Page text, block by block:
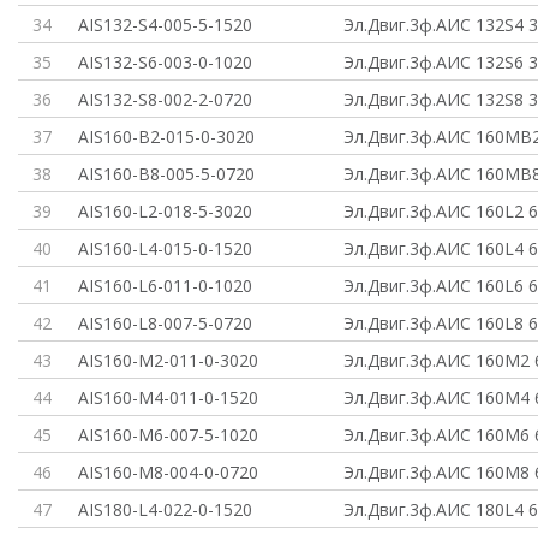
34
AIS132-S4-005-5-1520
Эл.Двиг.3ф.АИС 132S4
35
AIS132-S6-003-0-1020
Эл.Двиг.3ф.АИС 132S6
36
AIS132-S8-002-2-0720
Эл.Двиг.3ф.АИС 132S8
37
AIS160-B2-015-0-3020
Эл.Двиг.3ф.АИС
38
AIS160-B8-005-5-0720
Эл.Двиг.3ф.АИС
39
AIS160-L2-018-5-3020
Эл.Двиг.3ф.АИС 160L2
40
AIS160-L4-015-0-1520
Эл.Двиг.3ф.АИС 160L4
41
AIS160-L6-011-0-1020
Эл.Двиг.3ф.АИС 160L6
42
AIS160-L8-007-5-0720
Эл.Двиг.3ф.АИС 160L8
43
AIS160-M2-011-0-3020
Эл.Двиг.3ф.АИС 160M2
44
AIS160-M4-011-0-1520
Эл.Двиг.3ф.АИС 160M4
45
AIS160-M6-007-5-1020
Эл.Двиг.3ф.АИС 160M6
46
AIS160-M8-004-0-0720
Эл.Двиг.3ф.АИС 160M8
47
AIS180-L4-022-0-1520
Эл.Двиг.3ф.АИС 180L4